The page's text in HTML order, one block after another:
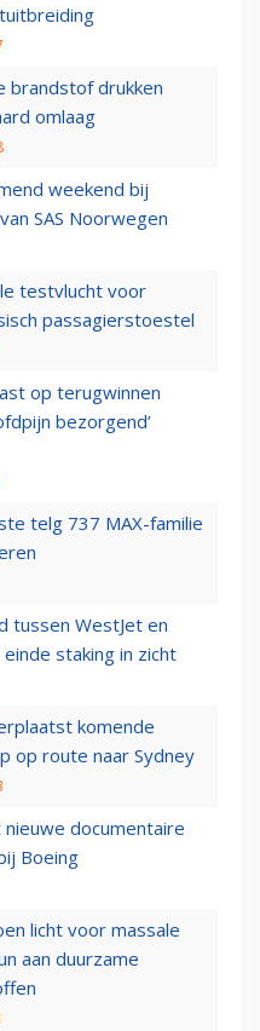
brandstof drukken
omlaag
weekend bij
SAS Noorwegen
testvlucht voor
passagierstoestel
op terugwinnen
bezorgend’
telg 737 MAX-familie
tussen WestJet en
staking in zicht
komende
op route naar Sydney
documentaire
Boeing
licht voor massale
aan duurzame